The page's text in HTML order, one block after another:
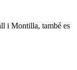
i Montilla, també es